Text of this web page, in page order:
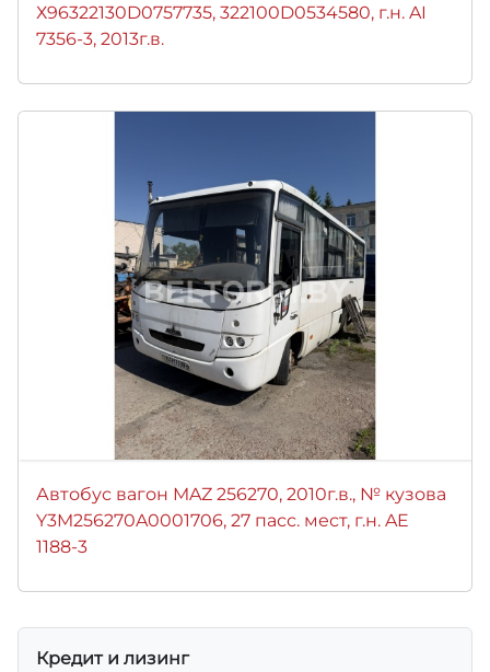
Х96322130D0757735, 322100D0534580, г.н. AI
7356-3, 2013г.в.
Автобус вагон MAZ 256270, 2010г.в., № кузова
Y3M256270A0001706, 27 пасс. мест, г.н. AE
1188-3
Кредит и лизинг